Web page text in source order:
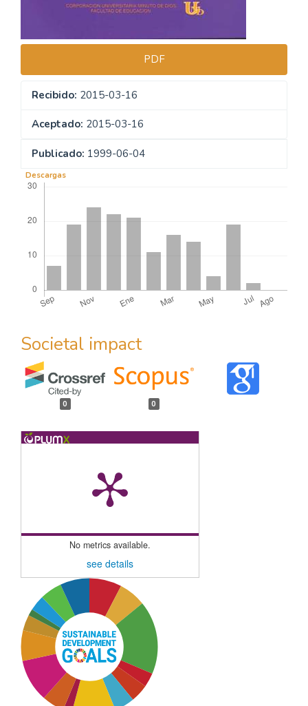
PDF
Recibido: 2015-03-16
Aceptado: 2015-03-16
Publicado: 1999-06-04
Descargas
Societal impact
0 0
No metrics available.
see details